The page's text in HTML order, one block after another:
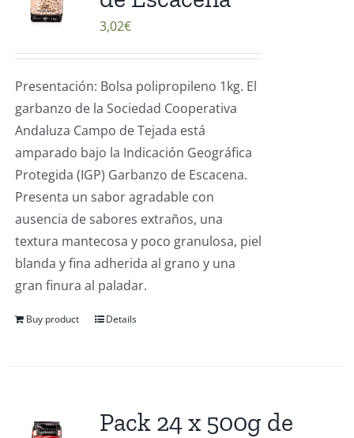
3,02€
Presentación: Bolsa polipropileno 1kg. El
garbanzo de la Sociedad Cooperativa
Andaluza Campo de Tejada está
amparado bajo la Indicación Geográfica
Protegida (IGP) Garbanzo de Escacena.
Presenta un sabor agradable con
ausencia de sabores extraños, una
textura mantecosa y poco granulosa, piel
blanda y fina adherida al grano y una
gran finura al paladar.
Buy product Details
Pack 24 x 500g de